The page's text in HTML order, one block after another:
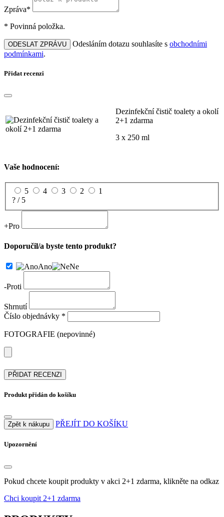
Zpráva*
* Povinná položka.
ODESLAT ZPRÁVU Odesláním dotazu souhlasíte s obchodními
podmínkami.
Přidat recenzi
Dezinfekční čistič toalety a okolí
2+1 zdarma
3 x 250 ml
Vaše hodnocení:
5 4 3 2
1
? / 5
+Pro
Doporučil/a byste tento produkt?
Ano Ne
-Proti
Shrnutí
Číslo objednávky *
FOTOGRAFIE (nepovinné)
PŘIDAT RECENZI
Produkt přidán do košíku
Zpět k nákupu PŘEJÍT DO KOŠÍKU
Upozornění
Pokud chcete koupit produkty v akci 2+1 zdarma, klikněte na odkaz
Chci koupit 2+1 zdarma